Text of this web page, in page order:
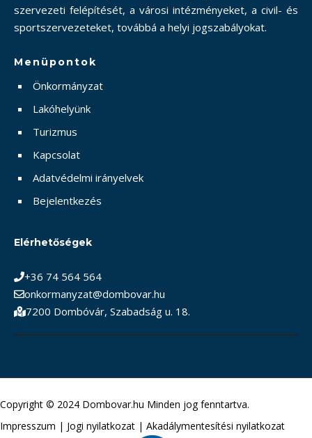
szervezeti felépítését, a városi intézményeket, a civil- és
sportszervezeteket, továbbá a helyi jogszabályokat.
Menüpontok
Önkormányzat
Lakóhelyünk
Turizmus
Kapcsolat
Adatvédelmi irányelvek
Bejelentkezés
Elérhetőségek
+36 74 564 564
onkormanyzat@dombovar.hu
7200 Dombóvár, Szabadság u. 18.
Copyright © 2024 Dombovar.hu Minden jog fenntartva.
Impresszum | Jogi nyilatkozat | Akadálymentesítési nyilatkozat